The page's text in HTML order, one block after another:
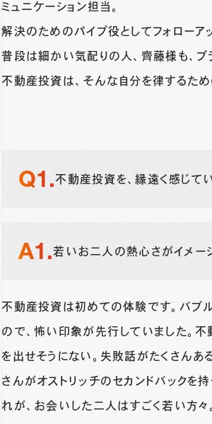
ミュニケーション担当。
解決のためのパイプ役としてフォローア
普段は細かい気配りの人、齊藤様も、プ
不動産投資は、そんな自分を律するため
不動産投資を、縁遠く感じて
若いお二人の熱心さがイメー
不動産投資は初めての体験です。バブ
ので、怖い印象が先行していました。
を出せそうにない。失敗話がたくさんあ
さんがオストリッチのセカンドバックを
れが、お会いした二人はすごく若い方